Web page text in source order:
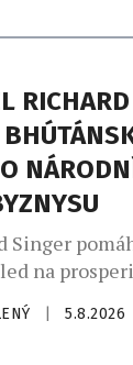
RICHARD
na
národního
5.8.2026